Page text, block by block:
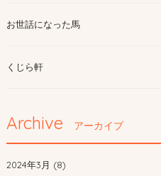
お世話になった馬
くじら軒
Archive アーカイブ
2024年3月 (8)